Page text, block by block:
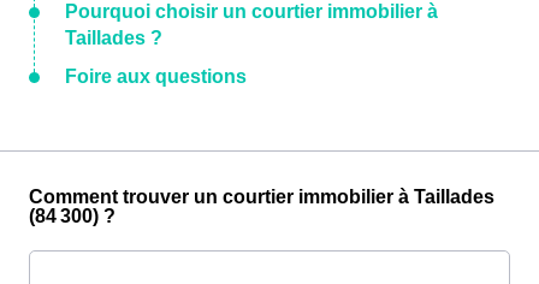
Pourquoi choisir un courtier immobilier à
Taillades ?
Foire aux questions
Comment trouver un courtier immobilier à Taillades
(84 300) ?